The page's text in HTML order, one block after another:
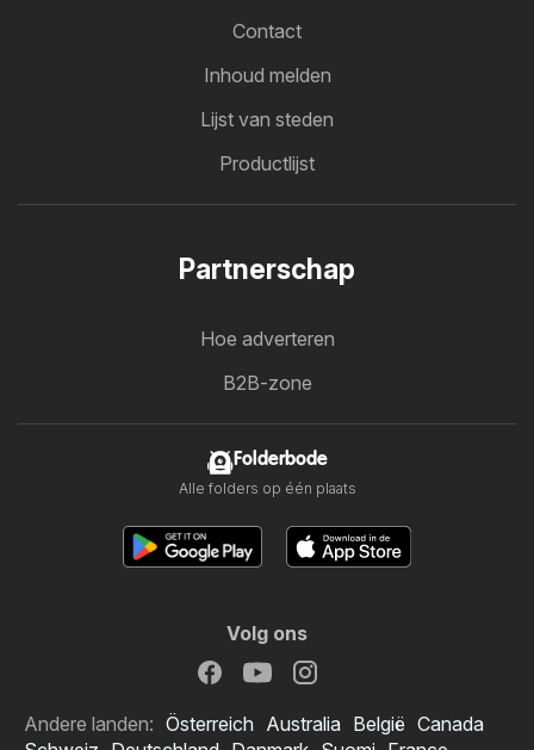
Contact
Inhoud melden
Lijst van steden
Productlijst
Partnerschap
Hoe adverteren
B2B-zone
Folderbode
Alle folders op één plaats
Volg ons
Andere landen: Österreich Australia België Canada